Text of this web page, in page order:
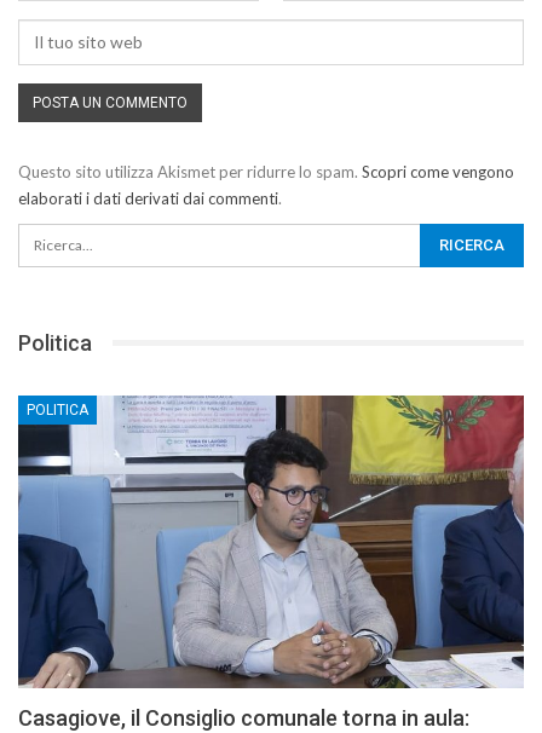
Questo sito utilizza Akismet per ridurre lo spam. Scopri come vengono
elaborati i dati derivati dai commenti.
Politica
POLITICA
Casagiove, il Consiglio comunale torna in aula: